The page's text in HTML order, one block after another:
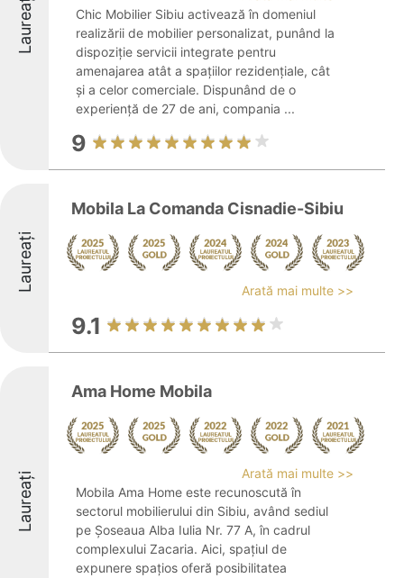
Laureați
Chic Mobilier Sibiu activează în domeniul
realizării de mobilier personalizat, punând la
dispoziție servicii integrate pentru
amenajarea atât a spațiilor rezidențiale, cât
și a celor comerciale. Dispunând de o
experiență de 27 de ani, compania ...
9
Laureați
Mobila La Comanda Cisnadie-Sibiu
Arată mai multe >>
9.1
Laureați
Ama Home Mobila
Arată mai multe >>
Mobila Ama Home este recunoscută în
sectorul mobilierului din Sibiu, având sediul
pe Șoseaua Alba Iulia Nr. 77 A, în cadrul
complexului Zacaria. Aici, spațiul de
expunere spațios oferă posibilitatea